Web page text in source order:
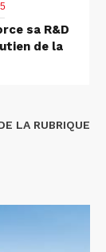
sa R&D
de la
LA RUBRIQUE